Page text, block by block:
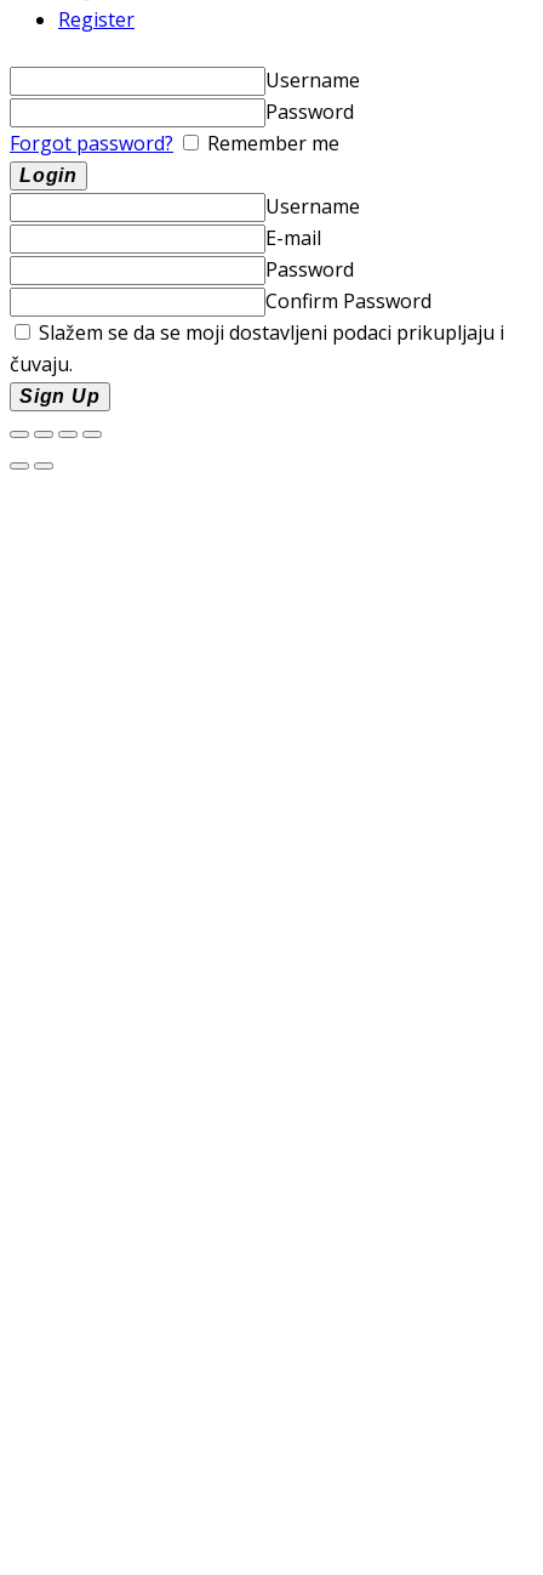
Register
Username
Password
Forgot password?
Remember me
Username
E-mail
Password
Confirm Password
Slažem se da se moji dostavljeni podaci prikupljaju i
čuvaju.